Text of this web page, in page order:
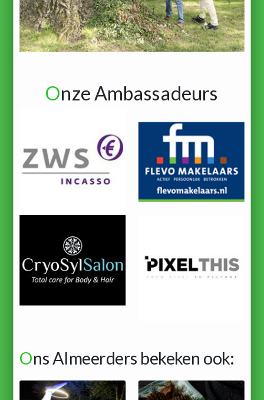
Onze Ambassadeurs
Ons Almeerders bekeken ook: